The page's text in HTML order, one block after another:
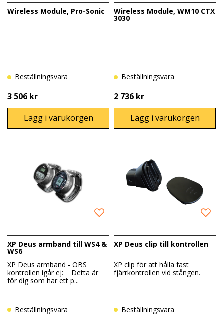
Wireless Module, Pro-Sonic
Beställningsvara
3 506 kr
Lägg i varukorgen
Wireless Module, WM10 CTX
3030
Beställningsvara
2 736 kr
Lägg i varukorgen
XP Deus armband till WS4 &
WS6
XP Deus armband - OBS
kontrollen igår ej: Detta är
för dig som har ett p...
Beställningsvara
XP Deus clip till kontrollen
XP clip för att hålla fast
fjärrkontrollen vid stången.
Beställningsvara